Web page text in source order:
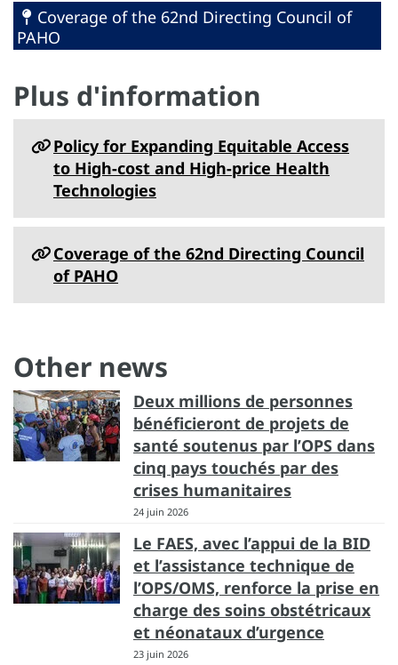
Coverage of the 62nd Directing Council of
PAHO
Plus d'information
Policy for Expanding Equitable Access
to High-cost and High-price Health
Technologies
Coverage of the 62nd Directing Council
of PAHO
Other news
Deux millions de personnes
bénéficieront de projets de
santé soutenus par l’OPS dans
cinq pays touchés par des
crises humanitaires
24 juin 2026
Le FAES, avec l’appui de la BID
et l’assistance technique de
l’OPS/OMS, renforce la prise en
charge des soins obstétricaux
et néonataux d’urgence
23 juin 2026